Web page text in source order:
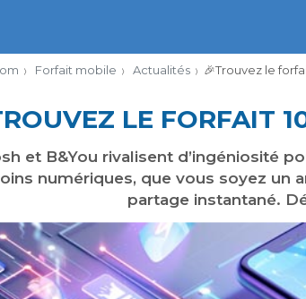
Forfait mobile Actualités ​🎉​Trouvez le
LE FORFAIT
et B&You rivalisent d’ingéniosité
numériques, que vous soyez un
partage instantané.